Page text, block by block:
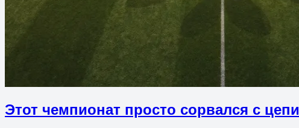
Этот чемпионат просто сорвался с цепи